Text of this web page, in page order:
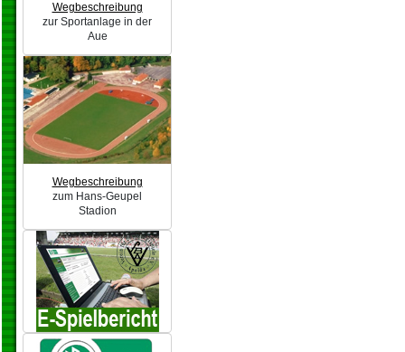
Wegbeschreibung
zur Sportanlage in der
Aue
Wegbeschreibung
zum Hans-Geupel
Stadion